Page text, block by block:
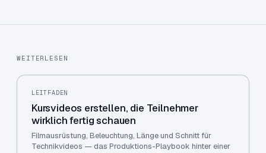
WEITERLESEN
LEITFADEN
Kursvideos erstellen, die Teilnehmer
wirklich fertig schauen
Filmausrüstung, Beleuchtung, Länge und Schnitt für
Technikvideos — das Produktions-Playbook hinter einer